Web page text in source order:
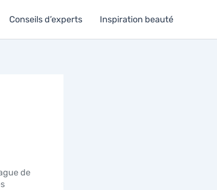
Conseils d’experts Inspiration beauté
de